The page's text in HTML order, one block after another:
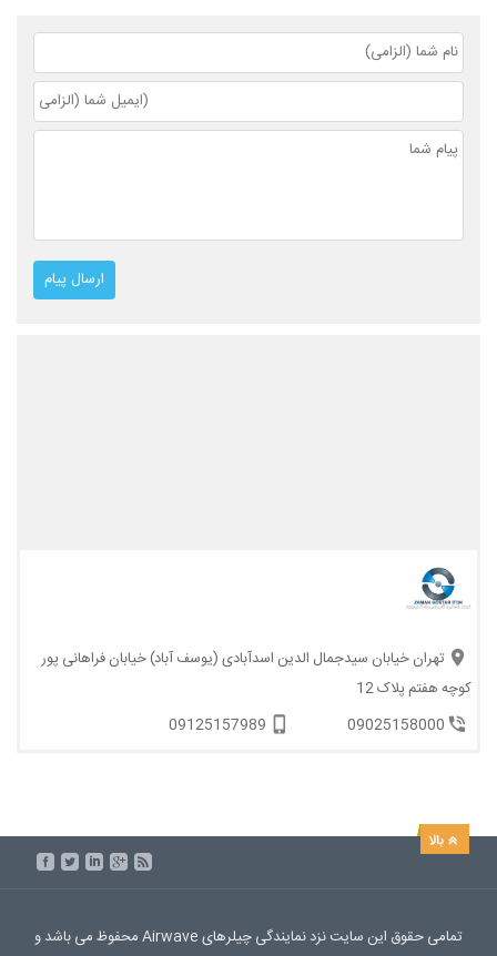
تهران خیابان سیدجمال الدین اسدآبادی (یوسف آباد) خیابان فراهانی پور
کوچه هفتم پلاک 12
09025158000
09125157989
تمامی حقوق این سایت نزد نمایندگی چیلرهای Airwave محفوظ می باشد و